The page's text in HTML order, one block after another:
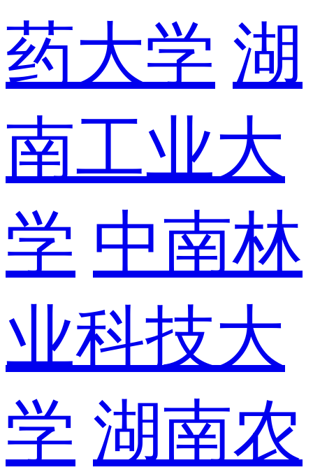
药大学 湖
南工业大
学 中南林
业科技大
学 湖南农